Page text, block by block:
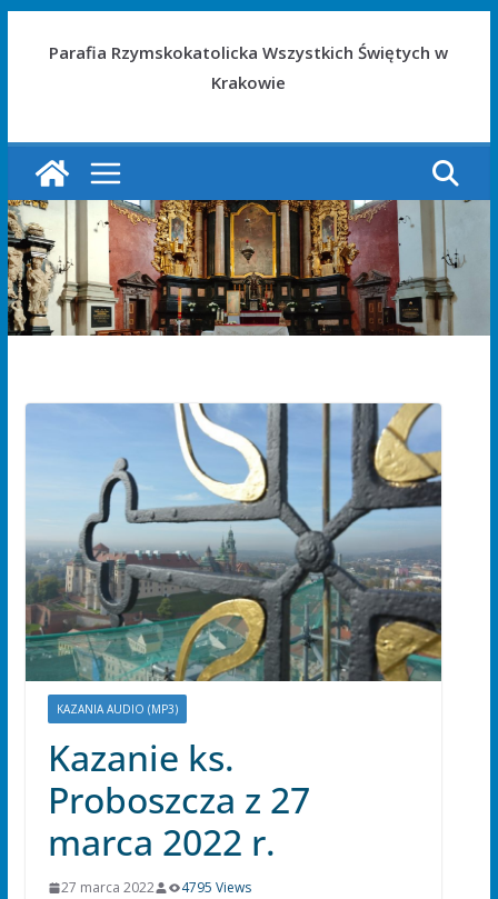
Parafia Rzymskokatolicka Wszystkich Świętych w
Krakowie
KAZANIA AUDIO (MP3)
Kazanie ks.
Proboszcza z 27
marca 2022 r.
27 marca 2022 4795 Views